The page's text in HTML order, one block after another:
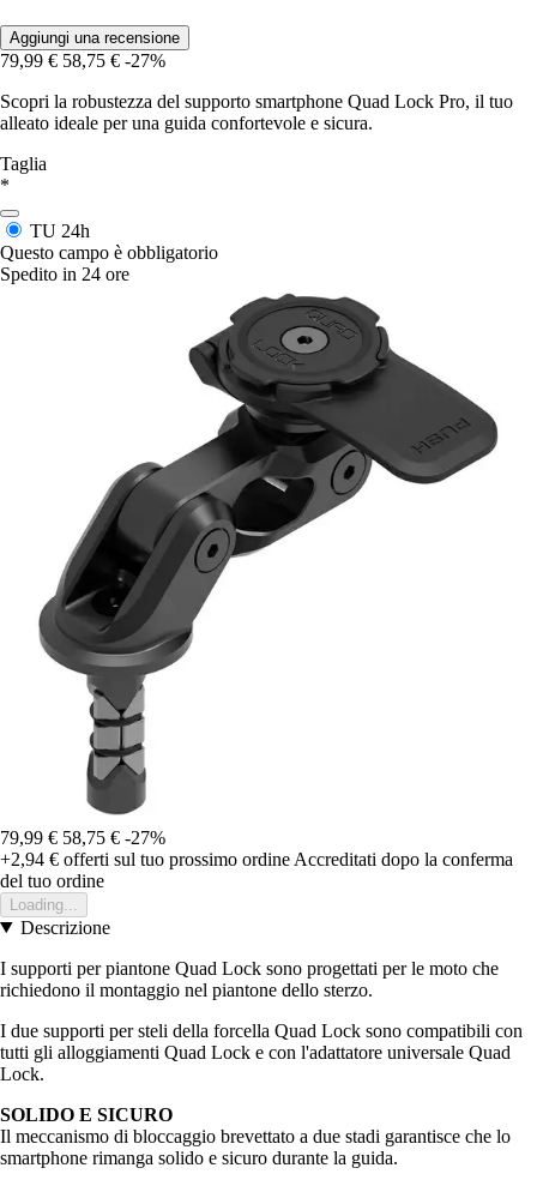
Aggiungi una recensione
79,99 € 58,75 € -27%
Scopri la robustezza del supporto smartphone Quad Lock Pro, il tuo
alleato ideale per una guida confortevole e sicura.
Taglia
*
TU 24h
Questo campo è obbligatorio
Spedito in 24 ore
79,99 € 58,75 € -27%
+2,94 € offerti sul tuo prossimo ordine Accreditati dopo la conferma
del tuo ordine
Loading...
Descrizione
I supporti per piantone Quad Lock sono progettati per le moto che
richiedono il montaggio nel piantone dello sterzo.
I due supporti per steli della forcella Quad Lock sono compatibili con
tutti gli alloggiamenti Quad Lock e con l'adattatore universale Quad
Lock.
SOLIDO E SICURO
Il meccanismo di bloccaggio brevettato a due stadi garantisce che lo
smartphone rimanga solido e sicuro durante la guida.